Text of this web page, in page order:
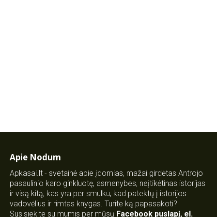
Apie Nodum
Apkasai.lt - svetainė apie įdomias, mažai girdėtas Antrojo
pasaulinio karo ginkluotę, asmenybes, neįtikėtinas istorijas
ir visą kitą, kas yra per smulku, kad patektų į istorijos
vadovėlius ir rimtas knygas. Turite ką papasakoti?
Susisiekite su mumis per mūsų Facebook puslapį, el.